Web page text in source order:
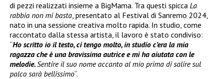
di pezzi realizzati insieme a BigMama. Tra questi spicca La
rabbia non mi basta , presentato al Festival di Sanremo 2024,
nato in una sessione creativa molto rapida. In studio, come
raccontato dalla stessa artista, il lavoro è stato condiviso:
“Ho scritto io il testo, ci tengo molto, in studio c’era la mia
ragazza che è una bravissima autrice e mi ha aiutata con le
melodie.Sentire il suo nome accanto al mio prima di salire sul
palco sarà bellissimo“.